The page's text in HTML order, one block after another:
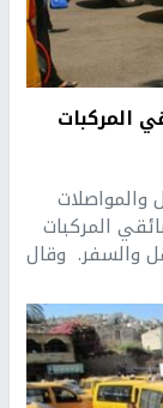
المركبات
والمواصلات
المركبات
والسفر. وقال